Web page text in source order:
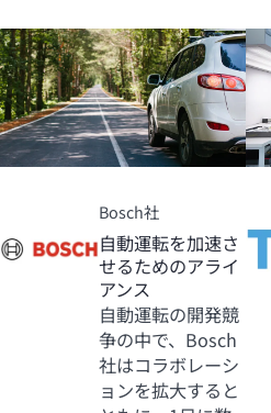
Bosch社
自動運転を加速さ
せるためのアライ
アンス
自動運転の開発競
争の中で、Bosch
社はコラボレーシ
ョンを拡大すると